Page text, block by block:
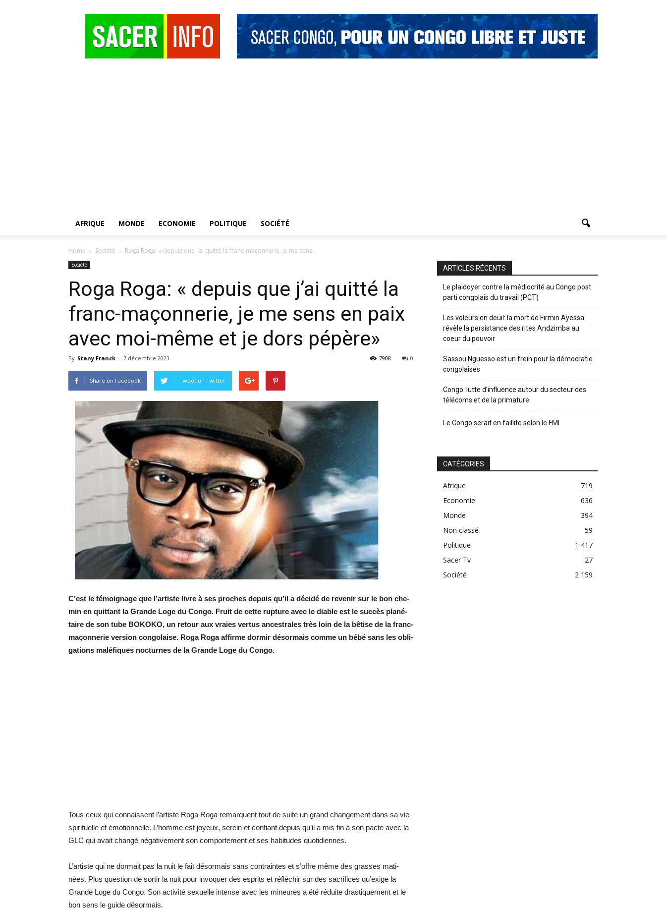
AFRIQUE MONDE ECONOMIE POLITIQUE SOCIÉTÉ
Home Société Roga Roga: « de­puis que j’ai quitté la franc-ma­çon­ne­rie, je me sens...
Société
Roga Roga: « de­puis que j’ai quitté la
franc-ma­çon­ne­rie, je me sens en paix
avec moi-même et je dors pé­père»
By Stany Franck - 7 décembre 2023 0
7908
Share on Facebook Tweet on Twitter
C’est le té­moi­gnage que l’ar­tiste livre à ses proches de­puis qu’il a dé­cidé de re­ve­nir sur le bon che­
min en quit­tant la Grande Loge du Congo. Fruit de cette rup­ture avec le diable est le suc­cès pla­né­
taire de son tube BO­KOKO, un re­tour aux vraies ver­tus an­ces­trales très loin de la bê­tise de la franc-
ma­çon­ne­rie ver­sion congo­laise. Roga Roga af­firme dor­mir dé­sor­mais comme un bébé sans les obli­
ga­tions ma­lé­fiques noc­turnes de la Grande Loge du Congo.
Tous ceux qui connaissent l’ar­tiste Roga Roga re­marquent tout de suite un grand chan­ge­ment dans sa vie
spi­ri­tuelle et émo­tion­nelle. L’homme est joyeux, se­rein et confiant de­puis qu’il a mis fin à son pacte avec la
GLC qui avait changé né­ga­ti­ve­ment son com­por­te­ment et ses ha­bi­tudes quo­ti­diennes.
L’ar­tiste qui ne dor­mait pas la nuit le fait dé­sor­mais sans contraintes et s’offre même des grasses ma­ti­
nées. Plus ques­tion de sor­tir la nuit pour in­vo­quer des es­prits et ré­flé­chir sur des sa­cri­fices qu’exige la
Grande Loge du Congo. Son ac­ti­vité sexuelle in­tense avec les mi­neures a été ré­duite dras­ti­que­ment et le
bon sens le guide dé­sor­mais.
ARTICLES RÉCENTS
Le plaidoyer contre la médiocrité au Congo post
parti congolais du travail (PCT)
Les voleurs en deuil: la mort de Firmin Ayessa
révèle la persistance des rites Andzimba au
coeur du pouvoir
Sassou Nguesso est un frein pour la démocratie
congolaises
Congo: lutte d’influence autour du secteur des
télécoms et de la primature
Le Congo serait en faillite selon le FMI
CATÉGORIES
Afrique
719
Economie
636
Monde
394
Non classé
59
Politique
1 417
Sacer Tv
27
Société
2 159